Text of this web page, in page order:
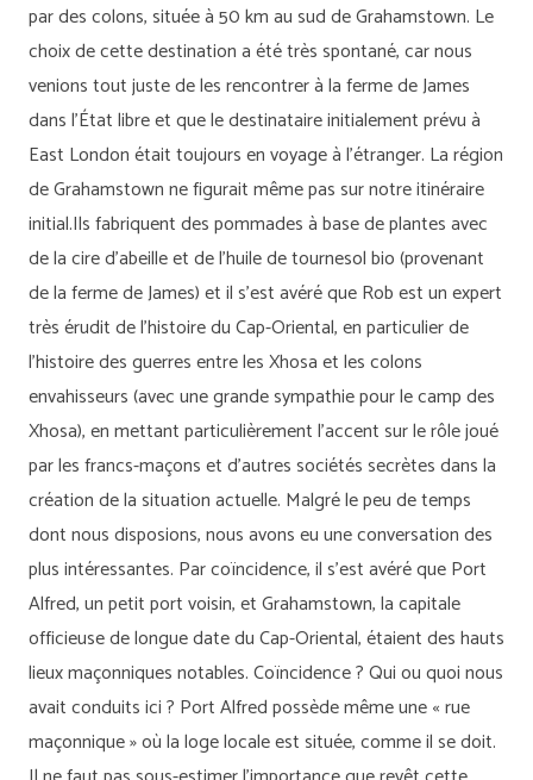
par des colons, située à 50 km au sud de Grahamstown. Le
choix de cette destination a été très spontané, car nous
venions tout juste de les rencontrer à la ferme de James
dans l’État libre et que le destinataire initialement prévu à
East London était toujours en voyage à l’étranger. La région
de Grahamstown ne figurait même pas sur notre itinéraire
initial.Ils fabriquent des pommades à base de plantes avec
de la cire d’abeille et de l’huile de tournesol bio (provenant
de la ferme de James) et il s’est avéré que Rob est un expert
très érudit de l’histoire du Cap-Oriental, en particulier de
l’histoire des guerres entre les Xhosa et les colons
envahisseurs (avec une grande sympathie pour le camp des
Xhosa), en mettant particulièrement l’accent sur le rôle joué
par les francs-maçons et d’autres sociétés secrètes dans la
création de la situation actuelle. Malgré le peu de temps
dont nous disposions, nous avons eu une conversation des
plus intéressantes. Par coïncidence, il s’est avéré que Port
Alfred, un petit port voisin, et Grahamstown, la capitale
officieuse de longue date du Cap-Oriental, étaient des hauts
lieux maçonniques notables. Coïncidence ? Qui ou quoi nous
avait conduits ici ? Port Alfred possède même une « rue
maçonnique » où la loge locale est située, comme il se doit.